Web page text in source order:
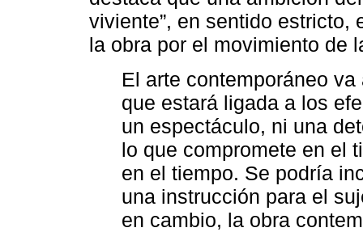
viviente”, en sentido estricto,
la obra por el movimiento de
El arte contemporáneo
que estará ligada a los
un espectáculo, ni una
lo que compromete en el
en el tiempo. Se podría
una instrucción para el
en cambio, la obra